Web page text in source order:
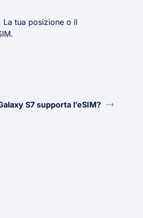
La tua posizione o il
S7 supporta l’eSIM?